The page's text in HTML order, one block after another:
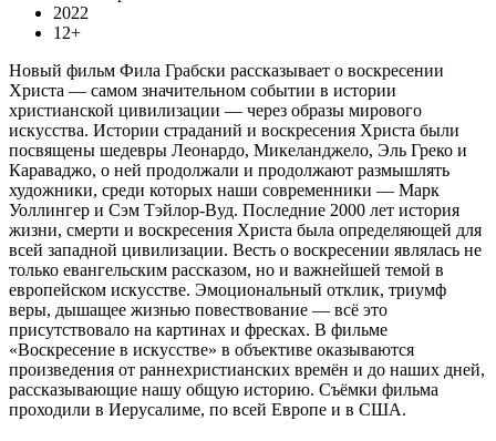
2022
12+
Новый фильм Фила Грабски рассказывает о воскресении
Христа — самом значительном событии в истории
христианской цивилизации — через образы мирового
искусства. Истории страданий и воскресения Христа были
посвящены шедевры Леонардо, Микеланджело, Эль Греко и
Караваджо, о ней продолжали и продолжают размышлять
художники, среди которых наши современники — Марк
Уоллингер и Сэм Тэйлор-Вуд. Последние 2000 лет история
жизни, смерти и воскресения Христа была определяющей для
всей западной цивилизации. Весть о воскресении являлась не
только евангельским рассказом, но и важнейшей темой в
европейском искусстве. Эмоциональный отклик, триумф
веры, дышащее жизнью повествование — всё это
присутствовало на картинах и фресках. В фильме
«Воскресение в искусстве» в объективе оказываются
произведения от раннехристианских времён и до наших дней,
рассказывающие нашу общую историю. Съёмки фильма
проходили в Иерусалиме, по всей Европе и в США.